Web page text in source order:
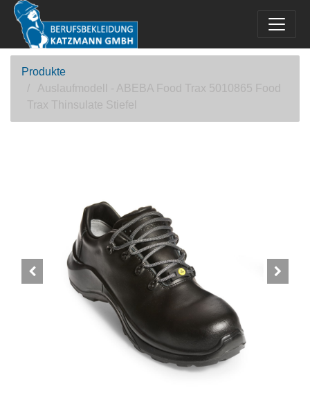
Produkte
Auslaufmodell - ABEBA Food Trax 5010865 Food
Trax Thinsulate Stiefel